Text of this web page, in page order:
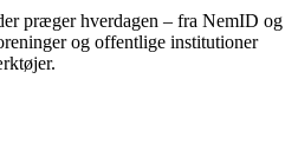
præger hverdagen – fra NemID og
og offentlige institutioner